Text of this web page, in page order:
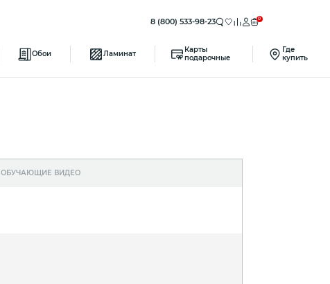
8 (800) 533-98-23 0
Обои Ламинат
Карты
подарочные
Где
купить
ОБУЧАЮЩИЕ ВИДЕО